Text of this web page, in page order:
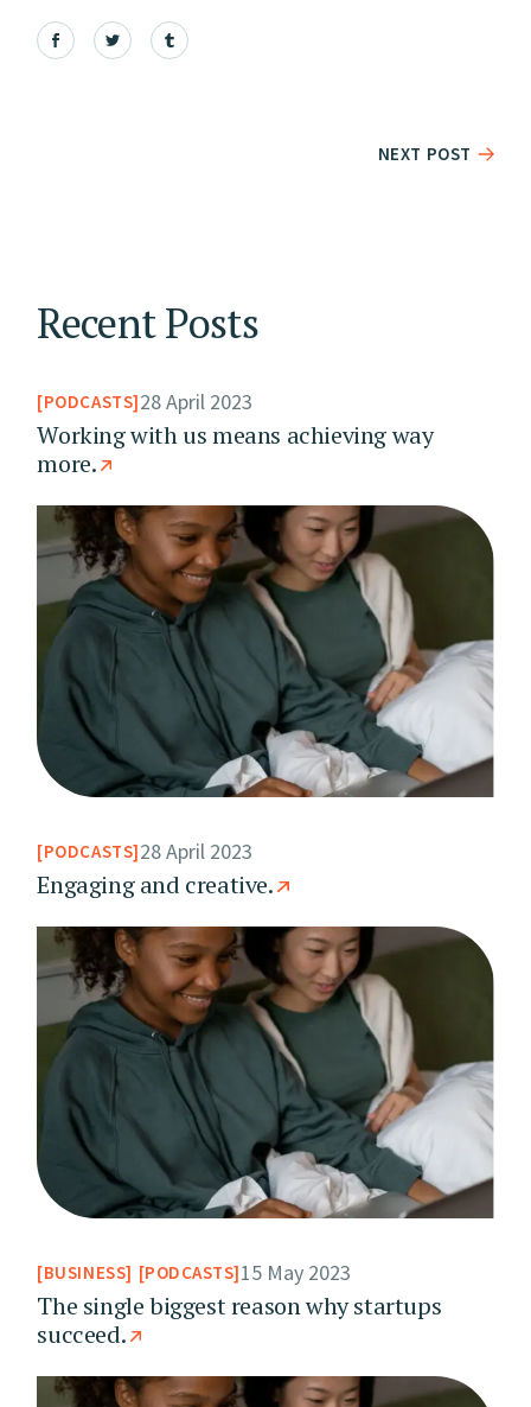
NEXT POST
Recent Posts
PODCASTS 28 April 2023
Working with us means achieving way
more.
PODCASTS 28 April 2023
Engaging and creative.
BUSINESS PODCASTS 15 May 2023
The single biggest reason why startups
succeed.